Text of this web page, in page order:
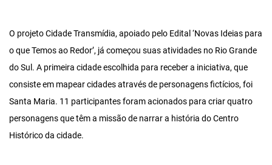
O projeto Cidade Transmídia, apoiado pelo Edital ‘Novas Ideias para
o que Temos ao Redor’, já começou suas atividades no Rio Grande
do Sul. A primeira cidade escolhida para receber a iniciativa, que
consiste em mapear cidades através de personagens fictícios, foi
Santa Maria. 11 participantes foram acionados para criar quatro
personagens que têm a missão de narrar a história do Centro
Histórico da cidade.